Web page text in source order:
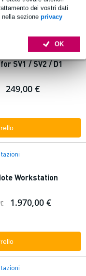
dei vostri dati
sezione privacy
OK
SV1 / SV2 / D1
249,00 €
Workstation
1.970,00 €